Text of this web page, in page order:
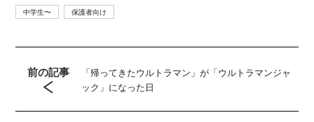
中学生〜 保護者向け
前の記事
「帰ってきたウルトラマン」が「ウルトラマンジャ
ック」になった日